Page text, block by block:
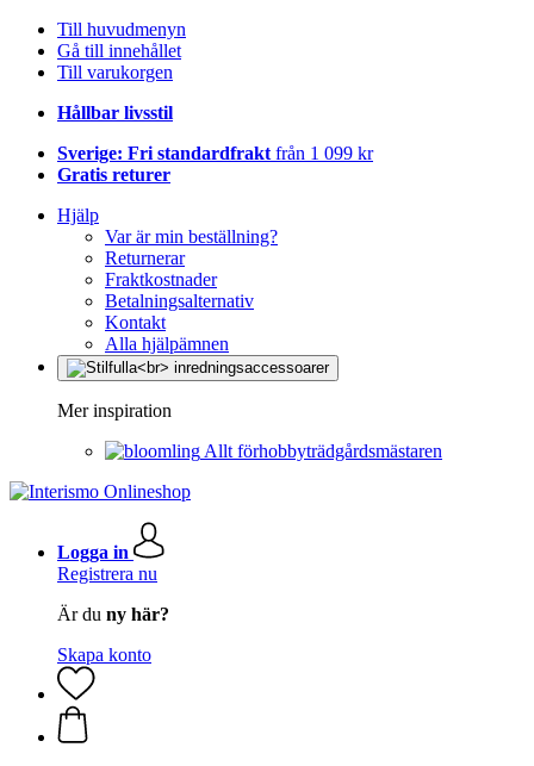
Till huvudmenyn
Gå till innehållet
Till varukorgen
Hållbar livsstil
Sverige: Fri standardfrakt från 1 099 kr
Gratis returer
Hjälp
Var är min beställning?
Returnerar
Fraktkostnader
Betalningsalternativ
Kontakt
Alla hjälpämnen
Mer inspiration
Allt förhobbyträdgårdsmästaren
Logga in
Registrera nu
Är du ny här?
Skapa konto